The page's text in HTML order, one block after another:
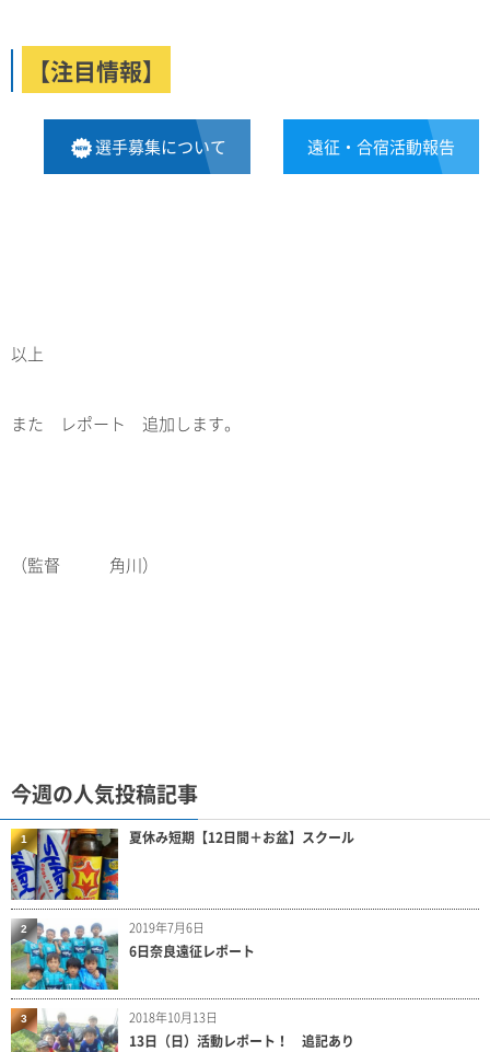
【注目情報】
選手募集について 遠征・合宿活動報告
以上
また レポート 追加します。
（監督 角川）
今週の人気投稿記事
夏休み短期【12日間＋お盆】スクール
1
2019年7月6日
6日奈良遠征レポート
2
2018年10月13日
13日（日）活動レポート！ 追記あり
3